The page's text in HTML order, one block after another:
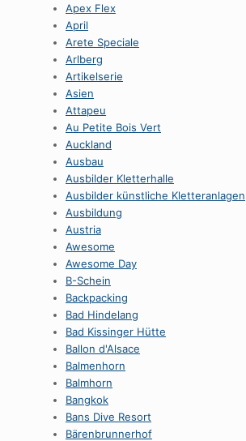
Apex Flex
April
Arete Speciale
Arlberg
Artikelserie
Asien
Attapeu
Au Petite Bois Vert
Auckland
Ausbau
Ausbilder Kletterhalle
Ausbilder künstliche Kletteranlagen
Ausbildung
Austria
Awesome
Awesome Day
B-Schein
Backpacking
Bad Hindelang
Bad Kissinger Hütte
Ballon d'Alsace
Balmenhorn
Balmhorn
Bangkok
Bans Dive Resort
Bärenbrunnerhof